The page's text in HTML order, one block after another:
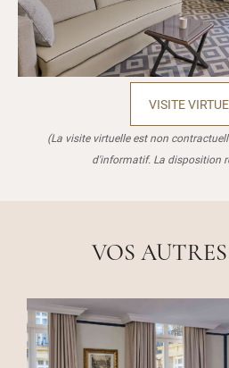
VISITE
(La visite virtuelle est non
d'informatif. La disposition
VOS